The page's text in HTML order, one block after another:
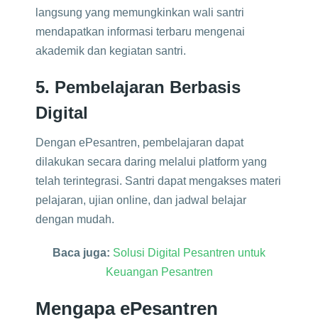
langsung yang memungkinkan wali santri
mendapatkan informasi terbaru mengenai
akademik dan kegiatan santri.
5. Pembelajaran Berbasis
Digital
Dengan ePesantren, pembelajaran dapat
dilakukan secara daring melalui platform yang
telah terintegrasi. Santri dapat mengakses materi
pelajaran, ujian online, dan jadwal belajar
dengan mudah.
Baca juga: Solusi Digital Pesantren untuk
Keuangan Pesantren
Mengapa ePesantren